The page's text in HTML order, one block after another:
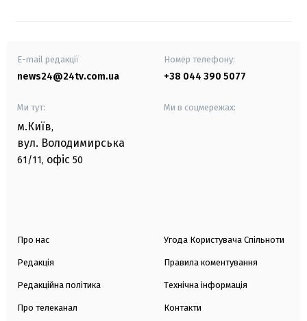
E-mail редакції
news24@24tv.com.ua
Номер телефону:
+38 044 390 5077
Ми тут:
м.Київ,
вул. Володимирська
61/11, офіс 50
Ми в соцмережах:
Про нас
Редакція
Редакційна політика
Про телеканал
Угода Користувача Спільноти
Правила коментування
Технічна інформація
Контакти